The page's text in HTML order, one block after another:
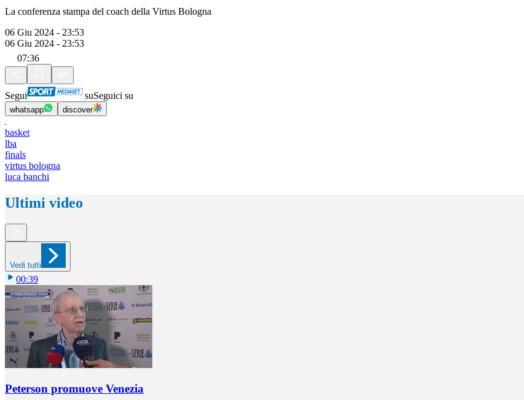
La conferenza stampa del coach della Virtus Bologna
06 Giu 2024 - 23:53
06 Giu 2024 - 23:53
07:36
Segui suSeguici su
whatsapp discover
basket
lba
finals
virtus bologna
luca banchi
Ultimi video
Vedi tutti
00:39
Peterson promuove Venezia